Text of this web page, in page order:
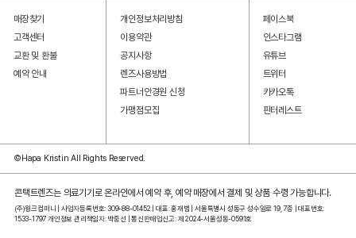
매장찾기
고객센터
교환 및 환불
예약 안내
개인정보처리방침
이용약관
공지사항
렌즈사용방법
파트너안경원 신청
가맹점모집
페이스북
인스타그램
유튜브
트위터
카카오톡
핀터레스트
©Hapa Kristin All Rights Reserved.
콘택트렌즈는 의료기기로 온라인에서 예약 후, 예약 매장에서 결제 및 상품 수령 가능합니다.
(주)윙크컴퍼니 | 사업자등록번호: 309-88-01452 | 대표: 홍재범 | 서울특별시 성동구 성수일로 19, 7층 | 대표번호:
1533-1797 개인정보 관리책임자: 박중선 | 통신판매업신고: 제 2024-서울성동-0591호